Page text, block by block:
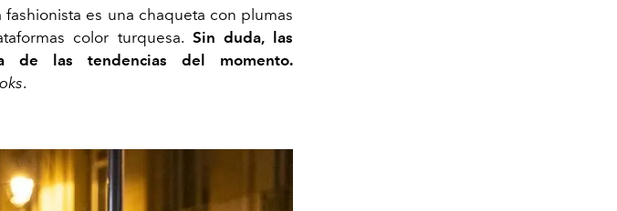
es una chaqueta con plumas
color turquesa. Sin duda, las
de las tendencias del momento.
.